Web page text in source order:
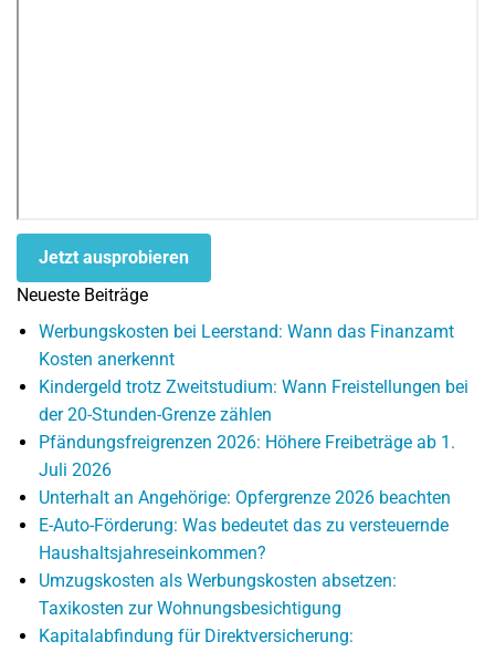
Jetzt ausprobieren
Neueste Beiträge
Werbungskosten bei Leerstand: Wann das Finanzamt
Kosten anerkennt
Kindergeld trotz Zweitstudium: Wann Freistellungen bei
der 20-Stunden-Grenze zählen
Pfändungsfreigrenzen 2026: Höhere Freibeträge ab 1.
Juli 2026
Unterhalt an Angehörige: Opfergrenze 2026 beachten
E-Auto-Förderung: Was bedeutet das zu versteuernde
Haushaltsjahreseinkommen?
Umzugskosten als Werbungskosten absetzen:
Taxikosten zur Wohnungsbesichtigung
Kapitalabfindung für Direktversicherung: